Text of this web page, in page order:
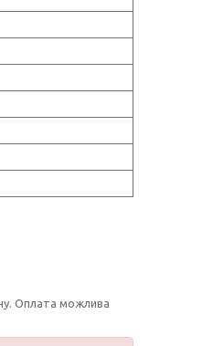
Оплата можлива